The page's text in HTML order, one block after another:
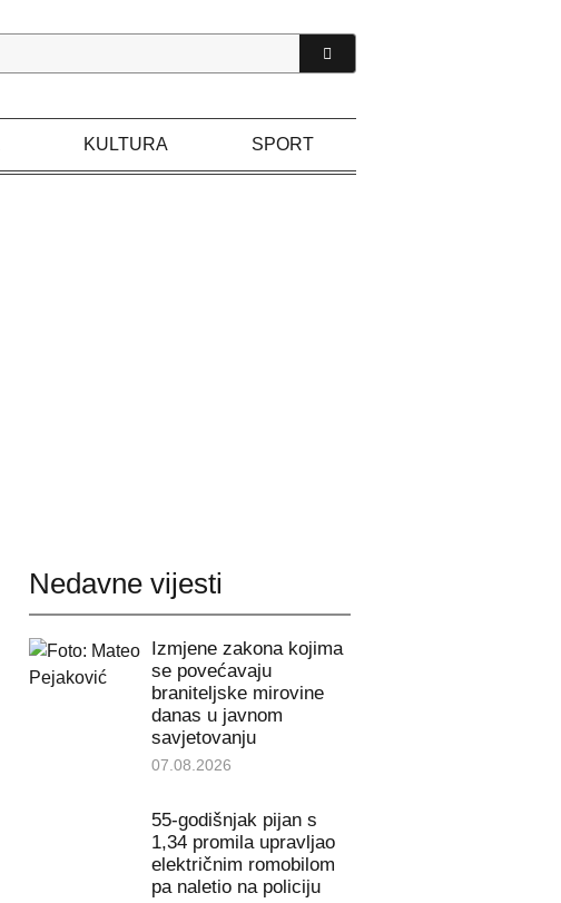
KULTURA SPORT
Nedavne vijesti
Izmjene zakona kojima
se povećavaju
braniteljske mirovine
danas u javnom
savjetovanju
07.08.2026
55-godišnjak pijan s
1,34 promila upravljao
električnim romobilom
pa naletio na policiju